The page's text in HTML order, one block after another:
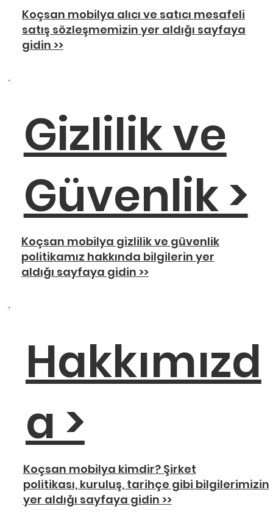
Koçsan mobilya alıcı ve satıcı mesafeli
satış sözleşmemizin yer aldığı sayfaya
gidin >>
Gizlilik ve
Güvenlik >
Koçsan mobilya gizlilik ve güvenlik
politikamız hakkında bilgilerin yer
aldığı sayfaya gidin >>
Hakkımızd
a >
Koçsan mobilya kimdir? Şirket
politikası, kuruluş, tarihçe gibi bilgilerimizin
yer aldığı sayfaya gidin >>